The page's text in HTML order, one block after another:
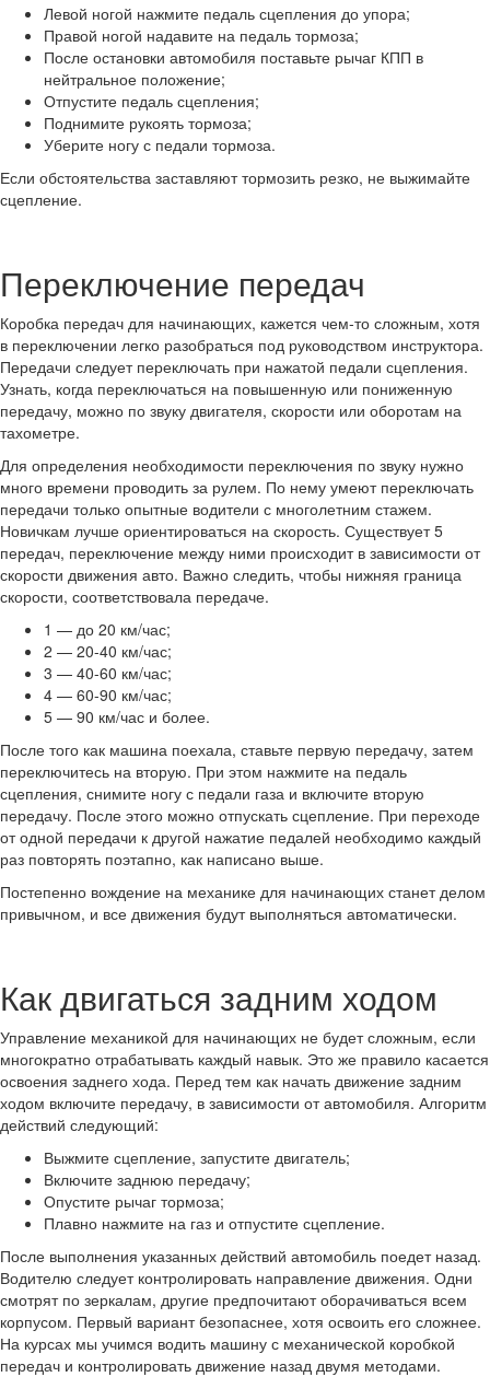
Левой ногой нажмите педаль сцепления до упора;
Правой ногой надавите на педаль тормоза;
После остановки автомобиля поставьте рычаг КПП в
нейтральное положение;
Отпустите педаль сцепления;
Поднимите рукоять тормоза;
Уберите ногу с педали тормоза.
Если обстоятельства заставляют тормозить резко, не выжимайте
сцепление.
Переключение передач
Коробка передач для начинающих, кажется чем-то сложным, хотя
в переключении легко разобраться под руководством инструктора.
Передачи следует переключать при нажатой педали сцепления.
Узнать, когда переключаться на повышенную или пониженную
передачу, можно по звуку двигателя, скорости или оборотам на
тахометре.
Для определения необходимости переключения по звуку нужно
много времени проводить за рулем. По нему умеют переключать
передачи только опытные водители с многолетним стажем.
Новичкам лучше ориентироваться на скорость. Существует 5
передач, переключение между ними происходит в зависимости от
скорости движения авто. Важно следить, чтобы нижняя граница
скорости, соответствовала передаче.
1 — до 20 км/час;
2 — 20-40 км/час;
3 — 40-60 км/час;
4 — 60-90 км/час;
5 — 90 км/час и более.
После того как машина поехала, ставьте первую передачу, затем
переключитесь на вторую. При этом нажмите на педаль
сцепления, снимите ногу с педали газа и включите вторую
передачу. После этого можно отпускать сцепление. При переходе
от одной передачи к другой нажатие педалей необходимо каждый
раз повторять поэтапно, как написано выше.
Постепенно вождение на механике для начинающих станет делом
привычном, и все движения будут выполняться автоматически.
Как двигаться задним ходом
Управление механикой для начинающих не будет сложным, если
многократно отрабатывать каждый навык. Это же правило касается
освоения заднего хода. Перед тем как начать движение задним
ходом включите передачу, в зависимости от автомобиля. Алгоритм
действий следующий:
Выжмите сцепление, запустите двигатель;
Включите заднюю передачу;
Опустите рычаг тормоза;
Плавно нажмите на газ и отпустите сцепление.
После выполнения указанных действий автомобиль поедет назад.
Водителю следует контролировать направление движения. Одни
смотрят по зеркалам, другие предпочитают оборачиваться всем
корпусом. Первый вариант безопаснее, хотя освоить его сложнее.
На курсах мы учимся водить машину с механической коробкой
передач и контролировать движение назад двумя методами.